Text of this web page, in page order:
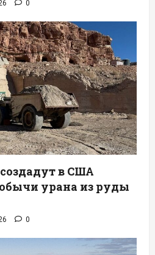
0
в США
урана из руды
0